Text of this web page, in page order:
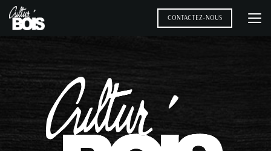
Aller
au
contenu
CONTACTEZ-NOUS